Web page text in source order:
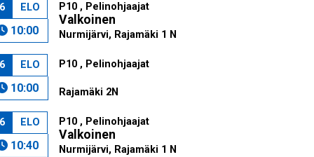
ELO
10:00
P10 , Pelinohjaajat
Valkoinen
Nurmijärvi, Rajamäki 1 N
ELO
10:00
P10 , Pelinohjaajat
Rajamäki 2N
ELO
10:40
P10 , Pelinohjaajat
Valkoinen
Nurmijärvi, Rajamäki 1 N